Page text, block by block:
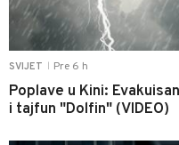
SVIJET Pre 6 h
Poplave u Kini:
i tajfun "Dolfin" (VIDEO)